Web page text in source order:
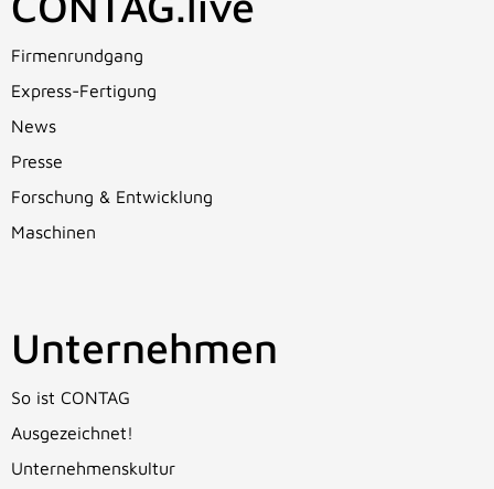
Firmenrundgang
Express-Fertigung
News
Presse
Forschung & Entwicklung
Maschinen
Unternehmen
So ist CONTAG
Ausgezeichnet!
Unternehmenskultur